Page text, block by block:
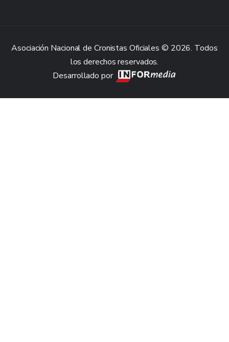
Asociación Nacional de Cronistas Oficiales © 2026. Todos
los derechos reservados.
Desarrollado por